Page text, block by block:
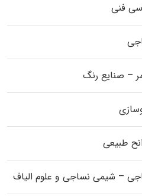
فنی
– صنایع رنگ
طبیعی
– شیمی نساجی و علوم الیاف